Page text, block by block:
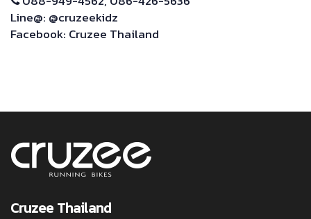
Line@: @cruzeekidz
Facebook: Cruzee Thailand
Cruzee Thailand